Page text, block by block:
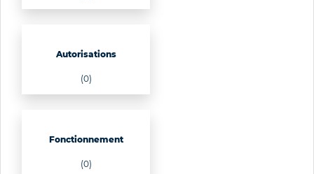
Autorisations
(0)
Fonctionnement
(0)